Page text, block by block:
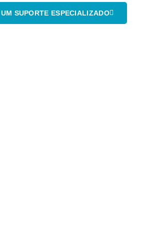
SUPORTE ESPECIALIZADO